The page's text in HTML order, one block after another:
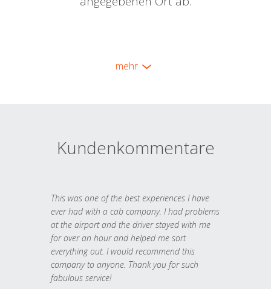
mehr
Kundenkommentare
This was one of the best experiences I have
ever had with a cab company. I had problems
at the airport and the driver stayed with me
for over an hour and helped me sort
everything out. I would recommend this
company to anyone. Thank you for such
fabulous service!